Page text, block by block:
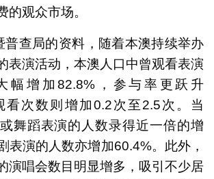
的观众市场。
普查局的资料，随着本澳持续举办
表演活动，本澳人口中曾观看表演
幅增加82.8%，参与率更跃升
看次数则增加0.2次至2.5次。当
舞蹈表演的人数录得近一倍的增
表演的人数亦增加60.4%。此外，
演唱会数目明显增多，吸引不少居